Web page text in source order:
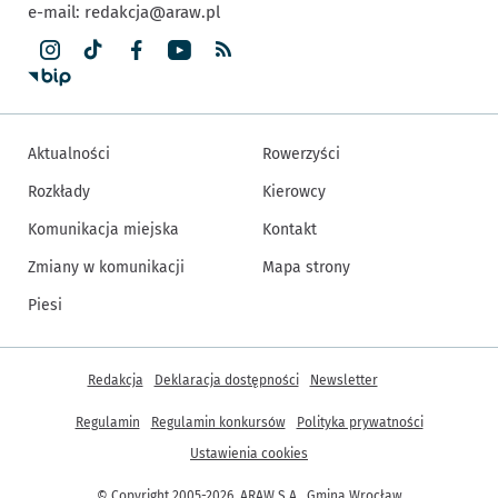
e-mail: redakcja@araw.pl
Aktualności
Rozkłady
Komunikacja miejska
Zmiany w komunikacji
Piesi
Rowerzyści
Kierowcy
Kontakt
Mapa strony
Inne informacje
Redakcja Deklaracja dostępności Newsletter
Regulamin Regulamin konkursów
Polityka prywatności
Ustawienia cookies